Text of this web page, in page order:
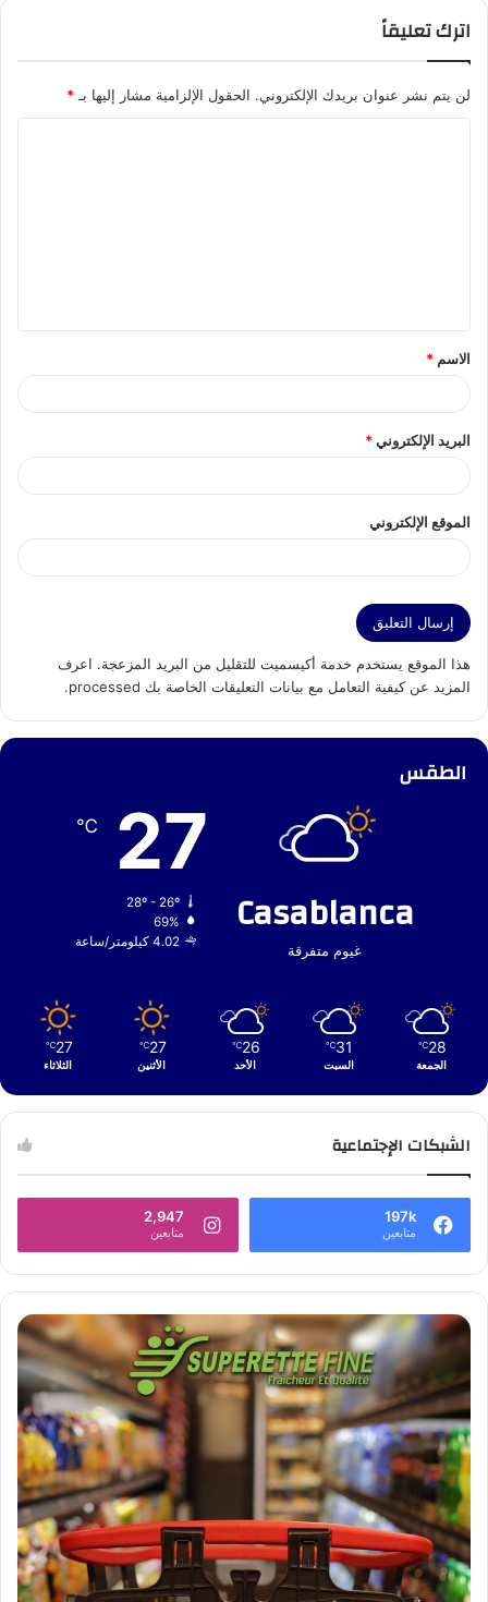
اترك تعليقاً
لن يتم نشر عنوان بريدك الإلكتروني. الحقول الإلزامية مشار إليها بـ *
ق
*
الاسم *
البريد الإلكتروني*
الموقع الإلكتروني
هذا الموقع يستخدم خدمة أكيسميت للتقليل من البريد المزعجة. اعرف
المزيد عن كيفية التعامل مع بيانات التعليقات الخاصة بك processed
.
الطقس
Casablanca
غيوم متفرقة
27
℃
28º - 26º
69%
4.02 كيلومتر/ساعة
28
℃
الجمعة
31
℃
السبت
26
℃
الأحد
27
℃
الأثنين
27
℃
الثلاثاء
الشبكات الإجتماعية
197k
متابعين
2,947
متابعين